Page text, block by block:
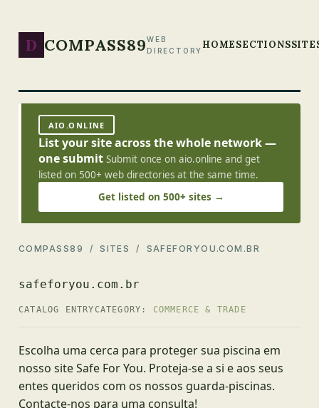
D COMPASS89WEB
DIRECTORY HOMESECTIONS
AIO.ONLINE
List your site across the whole network —
one submit Submit once on aio.online and get
listed on 500+ web directories at the same time.
Get listed on 500+ sites →
COMPASS89 /SITES / SAFEFORYOU.COM.BR
safeforyou.com.br
CATALOG ENTRY CATEGORY: COMMERCE & TRADE
Escolha uma cerca para proteger sua piscina em
nosso site Safe For You. Proteja-se a si e aos seus
entes queridos com os nossos guarda-piscinas.
Contacte-nos para uma consulta!